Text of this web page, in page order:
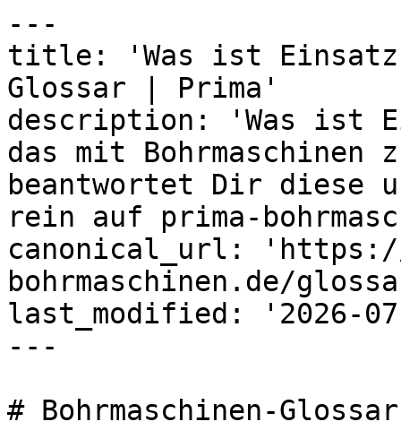
---
title: 'Was ist
Glossar | Prima'
description: 'Was ist
das mit Bohrmaschinen
beantwortet Dir diese
rein auf prima-
canonical_url: 'https://
bohrmaschinen.de/
last_modified: '2026-
---
# Bohrmaschinen-